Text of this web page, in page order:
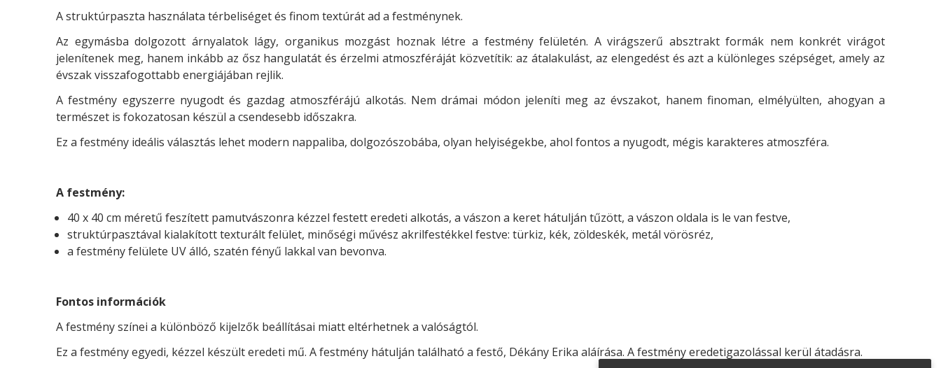
A struktúrpaszta használata térbeliséget és finom textúrát ad a festménynek.
Az egymásba dolgozott árnyalatok lágy, organikus mozgást hoznak létre a festmény felületén. A virágszerű absztrakt formák nem konkrét virágot
jelenítenek meg, hanem inkább az ősz hangulatát és érzelmi atmoszféráját közvetítik: az átalakulást, az elengedést és azt a különleges szépséget, amely az
évszak visszafogottabb energiájában rejlik.
A festmény egyszerre nyugodt és gazdag atmoszférájú alkotás. Nem drámai módon jeleníti meg az évszakot, hanem finoman, elmélyülten, ahogyan a
természet is fokozatosan készül a csendesebb időszakra.
Ez a festmény ideális választás lehet modern nappaliba, dolgozószobába, olyan helyiségekbe, ahol fontos a nyugodt, mégis karakteres atmoszféra.
A festmény:
40 x 40 cm méretű feszített pamutvászonra kézzel festett eredeti alkotás, a vászon a keret hátulján tűzött, a vászon oldala is le van festve,
struktúrpasztával kialakított texturált felület, minőségi művész akrilfestékkel festve: türkiz, kék, zöldeskék, metál vörösréz,
a festmény felülete UV álló, szatén fényű lakkal van bevonva.
Fontos információk
A festmény színei a különböző kijelzők beállításai miatt eltérhetnek a valóságtól.
Ez a festmény egyedi, kézzel készült eredeti mű. A festmény hátulján található a festő, Dékány Erika aláírása. A festmény eredetigazolással kerül átadásra.